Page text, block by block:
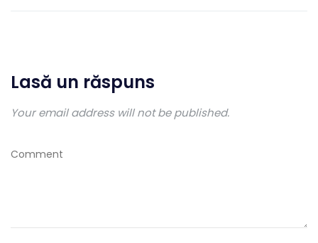
Lasă un răspuns
Your email address will not be published.